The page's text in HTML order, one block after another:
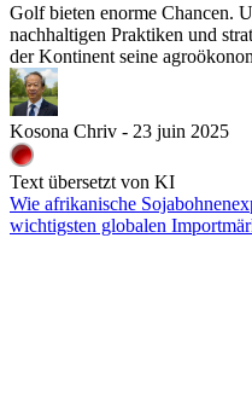
Golf bieten enorme Chancen.
nachhaltigen Praktiken und
der Kontinent seine
Kosona Chriv - 23 juin 2025
Text übersetzt von KI
Wie afrikanische
wichtigsten globalen